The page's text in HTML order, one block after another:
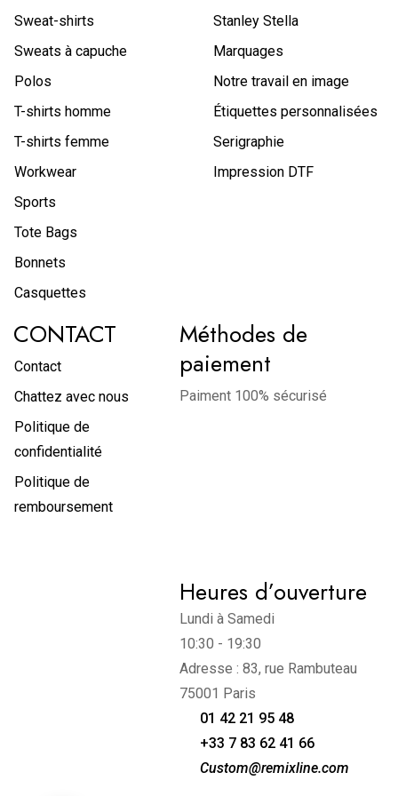
Sweat-shirts
Sweats à capuche
Polos
T-shirts homme
T-shirts femme
Workwear
Sports
Tote Bags
Bonnets
Casquettes
Stanley Stella
Marquages
Notre travail en image
Étiquettes personnalisées
Serigraphie
Impression DTF
CONTACT
Contact
Chattez avec nous
Politique de
confidentialité
Politique de
remboursement
Méthodes de
paiement
Paiment 100% sécurisé
Heures d’ouverture
Lundi à Samedi
10:30 - 19:30
Adresse : 83, rue Rambuteau
75001 Paris
01 42 21 95 48
+33 7 83 62 41 66
Custom@remixline.com